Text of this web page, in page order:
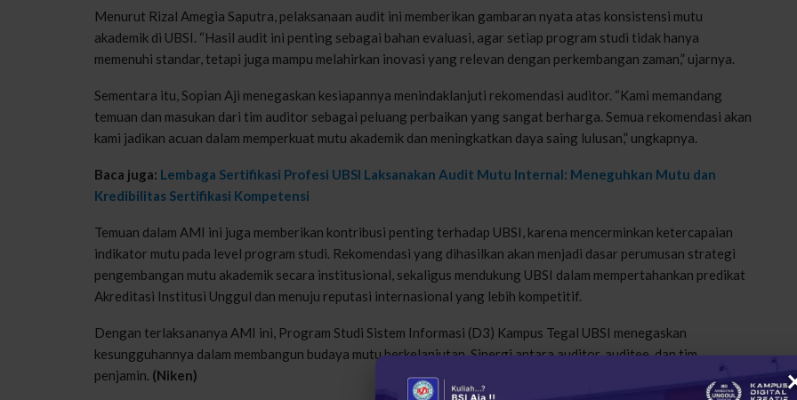
Menurut Rizal Amegia Saputra, pelaksanaan audit ini memberikan gambaran nyata atas konsistensi mutu
akademik di UBSI. “Hasil audit ini penting sebagai bahan evaluasi, agar setiap program studi tidak hanya
memenuhi standar, tetapi juga mampu melahirkan inovasi yang relevan dengan perkembangan zaman,” ujarnya.
Sementara itu, Sopian Aji menegaskan kesiapannya menindaklanjuti rekomendasi auditor. “Kami memandang
temuan dan masukan dari tim auditor sebagai peluang perbaikan yang sangat berharga. Semua rekomendasi akan
kami jadikan acuan dalam memperkuat mutu akademik dan meningkatkan daya saing lulusan,” ungkapnya.
Baca juga: Lembaga Sertifikasi Profesi UBSI Laksanakan Audit Mutu Internal: Meneguhkan Mutu dan
Kredibilitas Sertifikasi Kompetensi
Temuan dalam AMI ini juga memberikan kontribusi penting terhadap UBSI, karena mencerminkan ketercapaian
indikator mutu pada level program studi. Rekomendasi yang dihasilkan akan menjadi dasar perumusan strategi
pengembangan mutu akademik secara institusional, sekaligus mendukung UBSI dalam mempertahankan predikat
Akreditasi Institusi Unggul dan menuju reputasi internasional yang lebih kompetitif.
Dengan terlaksananya AMI ini, Program Studi Sistem Informasi (D3) Kampus Tegal UBSI menegaskan
kesungguhannya dalam membangun budaya mutu berkelanjutan. Sinergi antara auditor, auditee, dan tim
penjamin. (Niken)